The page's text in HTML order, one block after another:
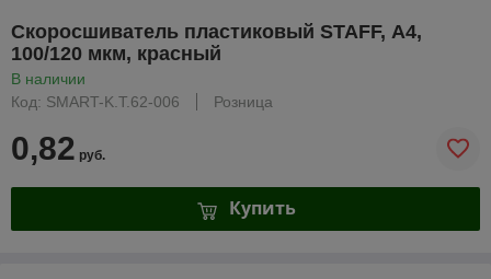
Скоросшиватель пластиковый STAFF, А4,
100/120 мкм, красный
В наличии
Код: SMART-K.T.62-006
Розница
0,82 руб.
Купить